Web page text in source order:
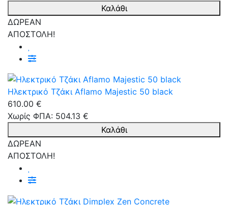
Καλάθι
ΔΩΡΕΑΝ
ΑΠΟΣΤΟΛΗ!
Ηλεκτρικό Τζάκι Aflamo Majestic 50 black
610.00 €
Χωρίς ΦΠΑ: 504.13 €
Καλάθι
ΔΩΡΕΑΝ
ΑΠΟΣΤΟΛΗ!